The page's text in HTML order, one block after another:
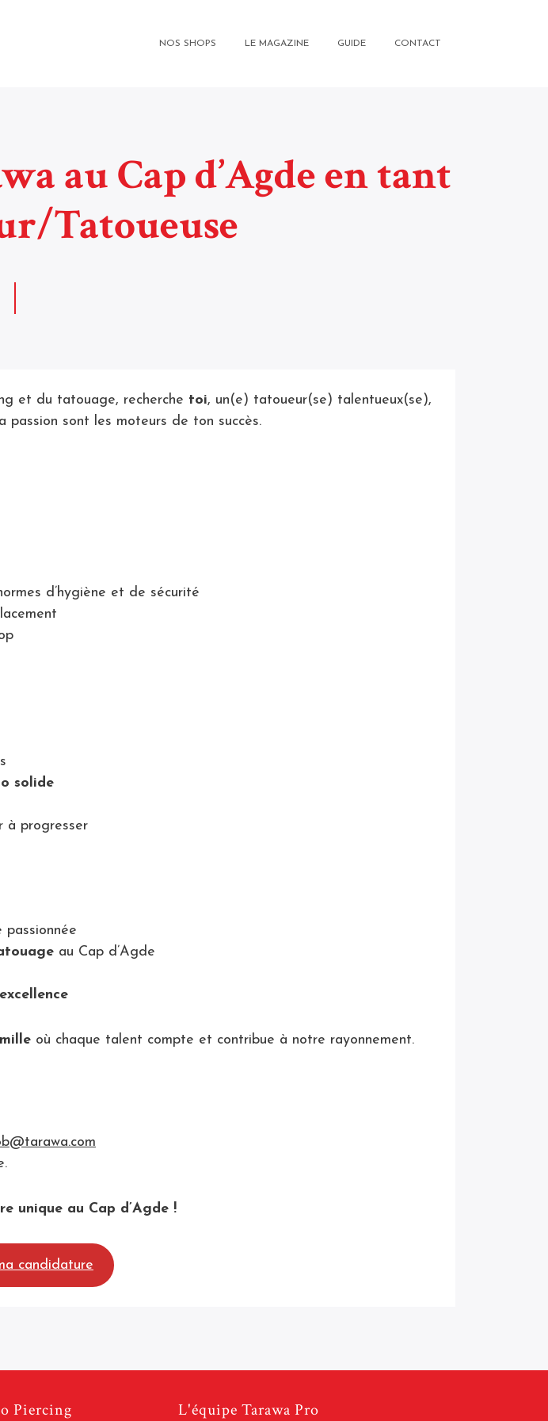
au Cap d’Agde en tant
Tatoueuse
et du tatouage, recherche toi, un(e) tatoueur(se) talentueux(se),
sont les moteurs de ton succès.
d’hygiène et de sécurité
solide
à progresser
passionnée
au Cap d’Agde
où chaque talent compte et contribue à notre rayonnement.
unique au Cap d’Agde !
candidature
Piercing L'équipe Tarawa Pro
NOS SHOPS LE MAGAZINE GUIDE CONTACT